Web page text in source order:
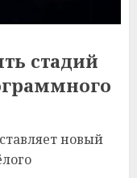
стадий
новый